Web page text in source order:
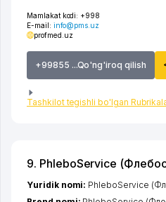
Mamlakat kodi: +998
E-mail: info@pms.uz
profmed.uz
+99855 ...Qo'ng'iroq qilish
Tashkilot tegishli bo'lgan
9. PhleboService
Yuridik nomi: PhleboService